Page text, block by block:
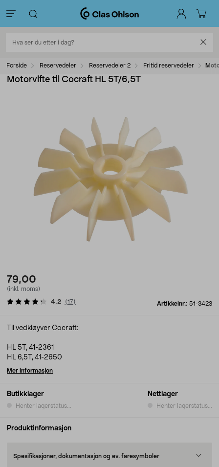
Forside Reservedeler Reservedeler 2 Fritid reservedeler
Motorvifte til Cocraft HL 5T/6,5T
79,00
(inkl. moms)
Artikkelnr.: 51-3423
4.2 (17)
Butikklager
Henter lagerstatus...
Nettlager
Henter lagerstatus...
Til vedkløyver Cocraft:
HL 5T, 41-2361
HL 6,5T, 41-2650
Mer informasjon
Produktinformasjon
Spesifikasjoner, dokumentasjon og ev. faresymboler